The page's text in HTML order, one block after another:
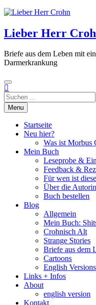
Lieber Herr
Briefe aus dem Leben mit
Darmerkrankung
Suchen
nach:
Menu
Startseite
Neu hier?
Was ist Morbus
Mein Buch
Leseprobe &
Feedback &
Für wen ist
Über die Autorin
Buch bestellen
Blog
Allgemein
Mein Buch:
Crohnisch Alt
Strange Stories
Briefe aus dem
Cartoons
English Versions
Links + Infos
About
english version
Kontakt